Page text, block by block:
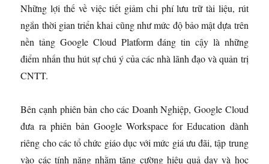
Những lợi thế về việc tiết giảm chi phí lưu trữ tài liệu, rút
ngắn thời gian triển khai cũng như mức độ bảo mật dựa trên
nền tảng Google Cloud Platform đáng tin cậy là những
điểm nhấn thu hút sự chú ý của các nhà lãnh đạo và quản trị
CNTT.
Bên cạnh phiên bản cho các Doanh Nghiệp, Google Cloud
đưa ra phiên bản Google Workspace for Education dành
riêng cho các tổ chức giáo dục với mức giá ưu đãi, tập trung
vào các tính năng nhằm tăng cường hiệu quả dạy và học